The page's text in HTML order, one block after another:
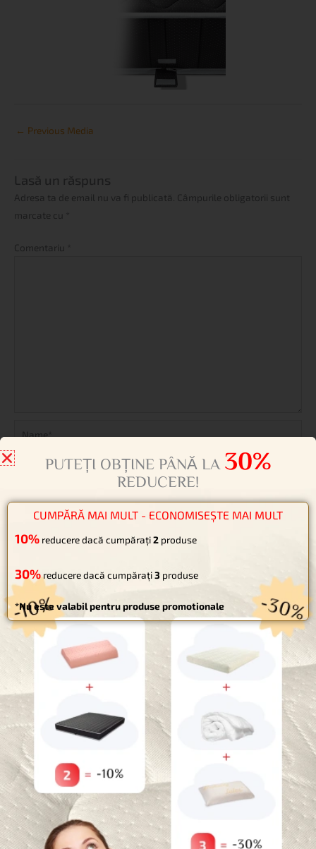
← Previous Media
Lasă un răspuns
Adresa ta de email nu va fi publicată. Câmpurile obligatorii sunt
marcate cu
Comentariu
Website
Salvează-mi numele, emailul și site-ul web în acest navigator
pentru data viitoare când o să comentez.
Categorii
Paturi pentru animale de companie
Uncategorized
Reduceri
PUTEȚI OBȚINE PÂNĂ LA 30%
REDUCERE!
CUMPĂRĂ MAI MULT - ECONOMISEȘTE MAI MULT
reducere dacă cumpărați
reducere dacă cumpărați
*Nu este valabil pentru produse promotionale